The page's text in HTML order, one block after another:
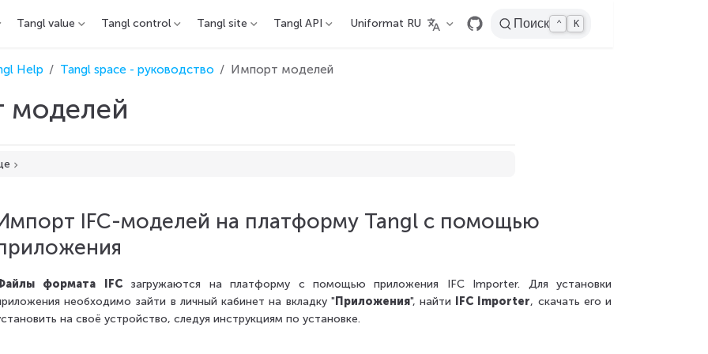
Tangl value Tangl control Tangl site Tangl API Uniformat RU Поиск ⌃ K
Help Tangl space - руководство Импорт моделей
моделей
на платформу Tangl напрямую
IFC-моделей на платформу Tangl с помощью
формата IFCзагружаются на платформу с помощью приложения IFC Importer. Для установки
необходимо зайти в личный кабинет на вкладку " Приложения", найти IFC Importer, скачать его и
на своё устройство, следуя инструкциям по установке.